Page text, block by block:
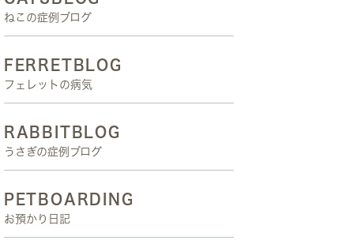
ねこの症例ブログ
FERRETBLOG
フェレットの病気
RABBITBLOG
うさぎの症例ブログ
PETBOARDING
お預かり日記